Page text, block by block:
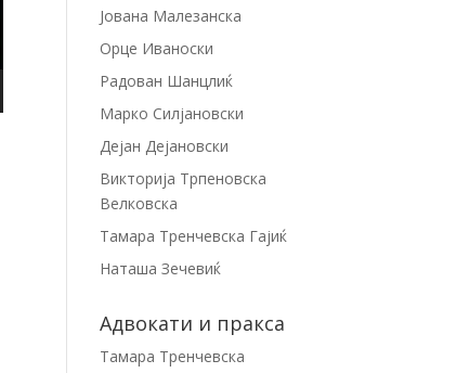
Јована Малезанска
Орце Иваноски
Радован Шанцлиќ
Марко Силјановски
Дејан Дејановски
Викторија Трпеновска
Велковска
Тамара Тренчевска Гајиќ
Наташа Зечевиќ
Адвокати и пракса
Тамара Тренчевска